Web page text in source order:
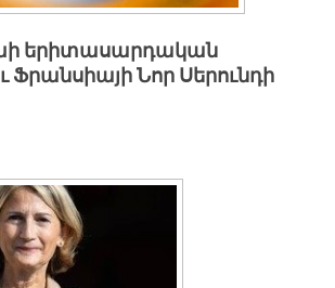
երիտասարդական
Ֆրանսիայի Նոր Սերունդի